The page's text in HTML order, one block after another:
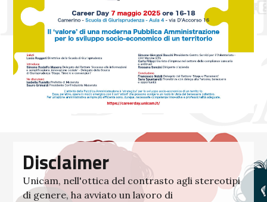
Disclaimer
Unicam, nell'ottica del contrasto agli stereotipi
di genere, ha avviato un lavoro di